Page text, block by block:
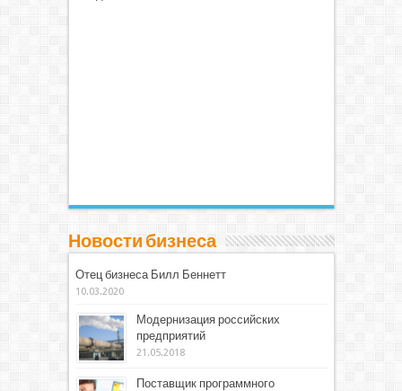
Новости бизнеса
Отец бизнеса Билл Беннетт
10.03.2020
Модернизация российских
предприятий
21.05.2018
Поставщик программного